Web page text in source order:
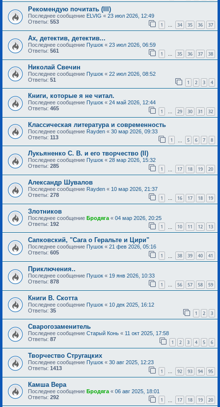
Рекомендую почитать (III)
Последнее сообщение ELVIG « 23 июл 2026, 12:49
Ответы: 553 1 … 34 35 36 37
Ах, детектив, детектив...
Последнее сообщение Пушок « 23 июл 2026, 06:59
Ответы: 561 1 … 35 36 37 38
Николай Свечин
Последнее сообщение Пушок « 22 июл 2026, 08:52
Ответы: 51 1 2 3 4
Книги, которые я не читал.
Последнее сообщение Пушок « 24 май 2026, 12:44
Ответы: 465 1 … 29 30 31 32
Классическая литература и современность
Последнее сообщение Rayden « 30 мар 2026, 09:33
Ответы: 113 1 5 6 7 8
Лукьяненко С. В. и его творчество (II)
Последнее сообщение Пушок « 28 мар 2026, 15:32
Ответы: 285 1 17 18 19 20
Александр Шувалов
Последнее сообщение Rayden « 10 мар 2026, 21:37
Ответы: 278 1 … 16 17 18 19
Злотников
Последнее сообщение Бродяга « 04 мар 2026, 20:25
Ответы: 192 1 10 11 12 13
Сапковский, "Сага о Геральте и Цири"
Последнее сообщение Пушок « 21 фев 2026, 05:16
Ответы: 605 1 38 39 40 41
Приключения..
Последнее сообщение Пушок « 19 янв 2026, 10:33
Ответы: 878 1 … 56 57 58 59
Книги В. Скотта
Последнее сообщение Пушок « 10 дек 2025, 16:12
Ответы: 35 1 2 3
Сварогозаменитель
Последнее сообщение Старый Конь « 11 окт 2025, 17:58
Ответы: 87 1 2 3 4 5 6
Творчество Стругацких
Последнее сообщение Пушок « 30 авг 2025, 12:23
Ответы: 1413 1 … 92 93 94 95
Камша Вера
Последнее сообщение Бродяга « 06 авг 2025, 18:01
Ответы: 292 1 17 18 19 20